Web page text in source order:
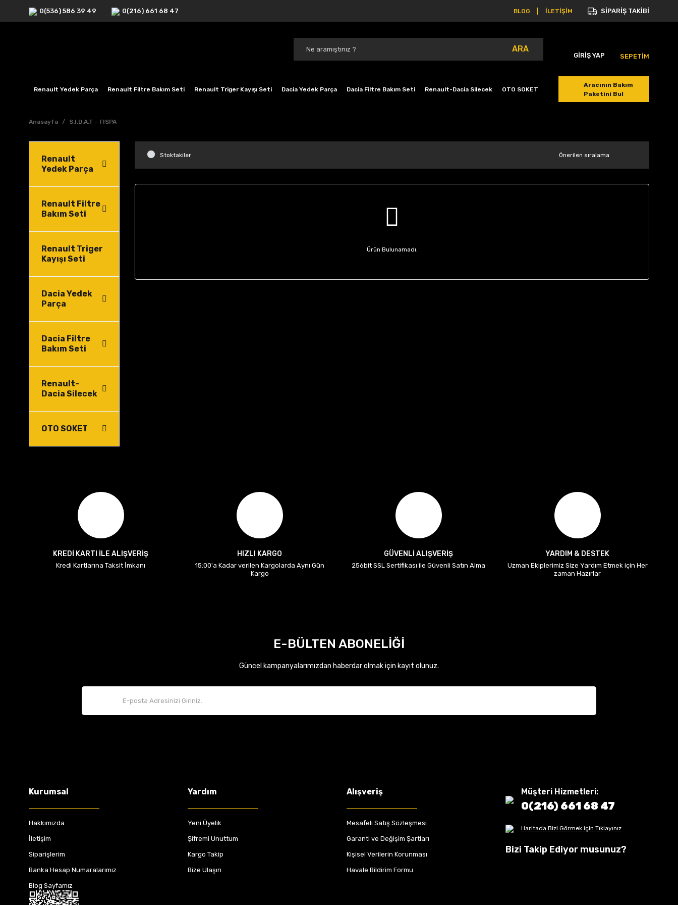
0(536) 586 39 49 0(216) 661 68 47 BLOG İLETİŞİM SİPARİŞ TAKİBİ
ARA
GİRİŞ YAP SEPETİM
Renault Yedek Parça Renault Filtre Bakım Seti Renault Triger Kayışı Seti Dacia Yedek Parça Dacia Filtre Bakım Seti Renault-Dacia Silecek OTO SOKET
Aracının Bakım
Paketini Bul
Anasayfa S.I.D.A.T - FISPA
Renault
Yedek Parça
Renault Filtre
Bakım Seti
Renault Triger
Kayışı Seti
Dacia Yedek
Parça
Dacia Filtre
Bakım Seti
Renault-
Dacia Silecek
OTO SOKET
Stoktakiler
Ürün Bulunamadı.
KREDİ KARTI İLE ALIŞVERİŞ
Kredi Kartlarına Taksit İmkanı
HIZLI KARGO
15:00'a Kadar verilen Kargolarda Aynı Gün
Kargo
GÜVENLİ ALIŞVERİŞ
256bit SSL Sertifikası ile Güvenli Satın Alma
YARDIM & DESTEK
Uzman Ekiplerimiz Size Yardım Etmek için Her
zaman Hazırlar
E-BÜLTEN ABONELİĞİ
Güncel kampanyalarımızdan haberdar olmak için kayıt olunuz.
Kurumsal
Hakkımızda
İletişim
Siparişlerim
Banka Hesap Numaralarımız
Blog Sayfamız
Yardım
Yeni Üyelik
Şifremi Unuttum
Kargo Takip
Bize Ulaşın
Alışveriş
Mesafeli Satış Sözleşmesi
Garanti ve Değişim Şartları
Kişisel Verilerin Korunması
Havale Bildirim Formu
Müşteri Hizmetleri:
0(216) 661 68 47
Haritada Bizi Görmek için Tıklayınız
Bizi Takip Ediyor musunuz?